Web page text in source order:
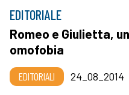
EDITORIALE
Romeo e Giulietta,
omofobia
EDITORIALI 24_08_2014